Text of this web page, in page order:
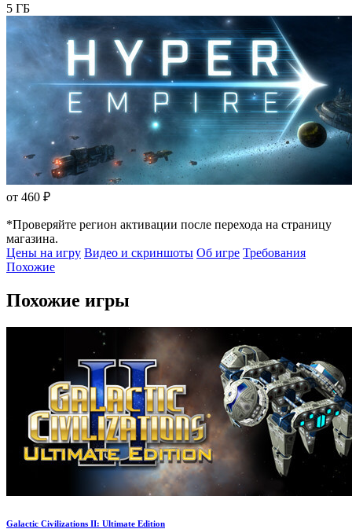
5 ГБ
от 460 ₽
*Проверяйте регион активации после перехода на страницу
магазина.
Цены на игру Видео и скриншоты Об игре Требования
Похожие
Похожие игры
Galactic Civilizations II: Ultimate Edition